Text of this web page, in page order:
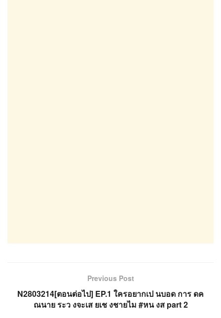
Previous Post
N2803214[ตอนต่อไป] EP.1 ใครอยากเป นบอด การ ดค
ณนาย ระว งจะเส ยเช งชายไม #หน งส part 2